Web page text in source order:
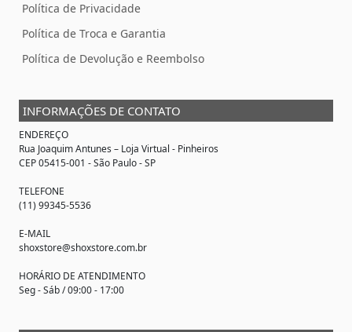
Política de Privacidade
Política de Troca e Garantia
Política de Devolução e Reembolso
INFORMAÇÕES DE CONTATO
ENDEREÇO
Rua Joaquim Antunes – Loja Virtual - Pinheiros
CEP 05415-001 - São Paulo - SP
TELEFONE
(11) 99345-5536
E-MAIL
shoxstore@shoxstore.com.br
HORÁRIO DE ATENDIMENTO
Seg - Sáb / 09:00 - 17:00